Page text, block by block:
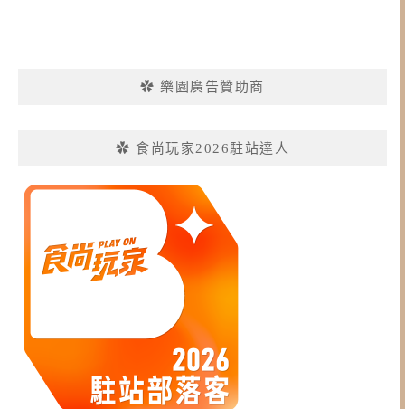
✿ 樂園廣告贊助商
✿ 食尚玩家2026駐站達人